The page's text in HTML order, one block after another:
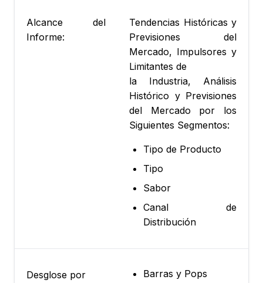
Alcance del
Informe:
Tendencias Históricas y
Previsiones del
Mercado, Impulsores y
Limitantes de
la Industria, Análisis
Histórico y Previsiones
del Mercado por los
Siguientes Segmentos:
Tipo de Producto
Tipo
Sabor
Canal de
Distribución
Desglose por
Barras y Pops